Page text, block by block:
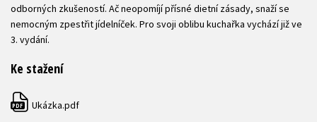
odborných zkušeností. Ač neopomíjí přísné dietní zásady, snaží se
nemocným zpestřit jídelníček. Pro svoji oblibu kuchařka vychází již ve
3. vydání.
Ke stažení
PDF Ukázka.pdf